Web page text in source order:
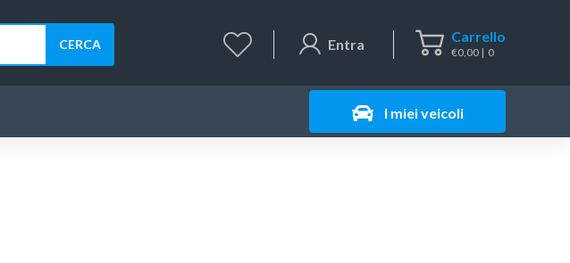
Carrello
€0,00 0
Entra
CERCA
I miei veicoli